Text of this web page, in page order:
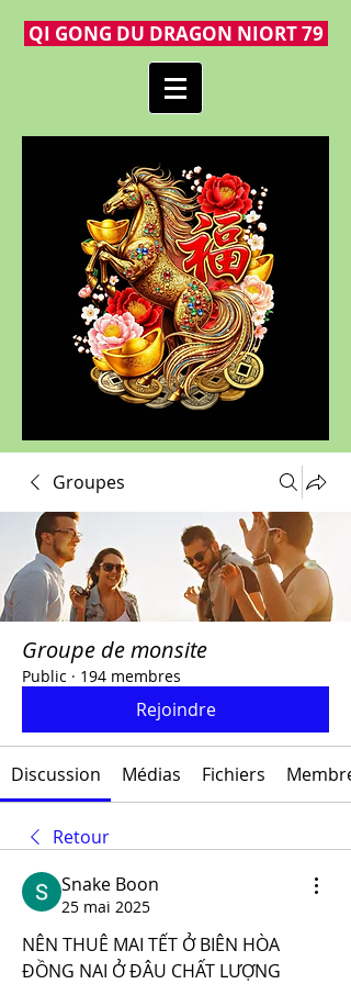
QI GONG DU DRAGON NIORT 79
Groupes
Groupe de monsite
Public · 194 membres
Rejoindre
Discussion Médias Fichiers
Retour
Snake Boon
25 mai 2025
NÊN THUÊ MAI TẾT Ở BIÊN HÒA
ĐỒNG NAI Ở ĐÂU CHẤT LƯỢNG